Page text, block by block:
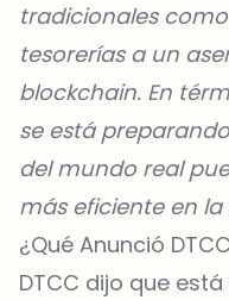
tradicionales
tesorerías a un
blockchain. En
se está
del mundo real
más eficiente en
¿Qué Anunció
DTCC dijo que